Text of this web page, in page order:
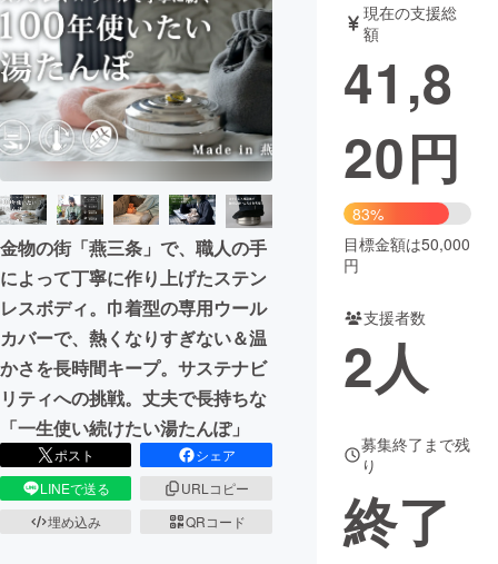
アート・写真
テクノロジー・ガジェット ゲーム・サ
ビジネス・起業 チャレンジ
まちづくり・地域活性化
CAMPFIRE for Social Good
CAMPFIRE Creation
CAMPFIREふるさと納税machi-ya コミュニティ
金物の街「燕三条」で、職人の手
によって丁寧に作り上げたステン
レスボディ。巾着型の専用ウール
カバーで、熱くなりすぎない＆温
かさを長時間キープ。サステナビ
リティへの挑戦。丈夫で長持ちな
「一生使い続けたい湯たんぽ」
ポスト
シェア
LINEで送る
URLコピー
埋め込み
QRコード
現在の支援総
額
41,8
20円
83%
目標金額は50,000
円
支援者数
2人
募集終了まで残
り
終了